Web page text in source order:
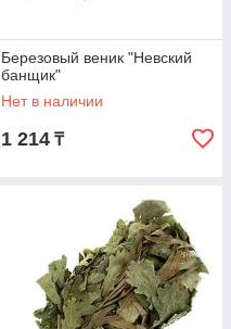
Березовый веник "Невский
банщик"
Нет в наличии
1 214 ₸